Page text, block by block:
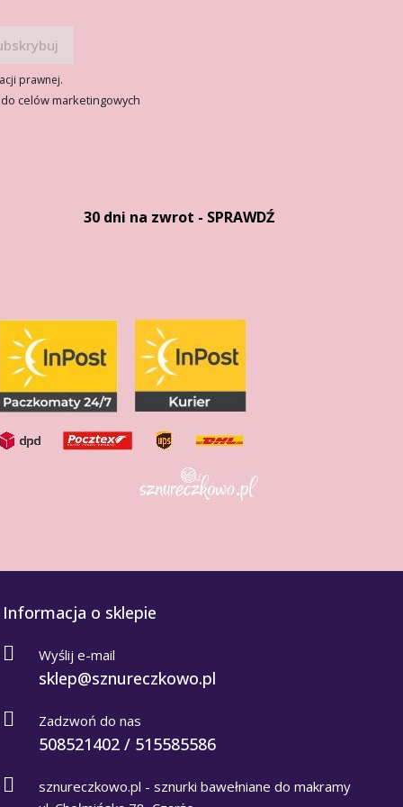
prawnej.
celów marketingowych
30 dni na zwrot - SPRAWDŹ
Informacja o sklepie
Wyślij e-mail
sklep@sznureczkowo.pl
Zadzwoń do nas
508521402 / 515585586
sznureczkowo.pl - sznurki bawełniane do makramy